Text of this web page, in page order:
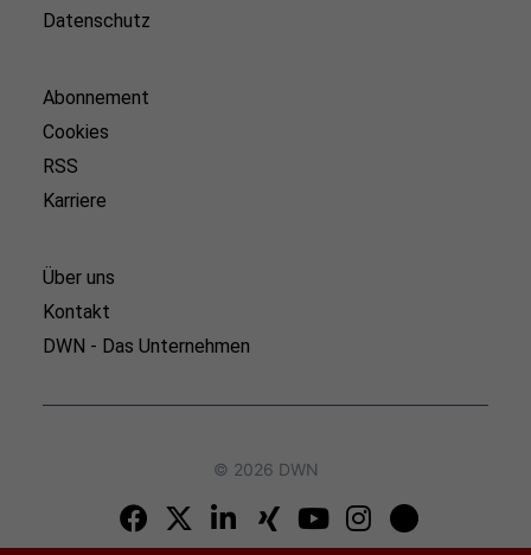
Datenschutz
Abonnement
Cookies
RSS
Karriere
Über uns
Kontakt
DWN - Das Unternehmen
© 2026 DWN